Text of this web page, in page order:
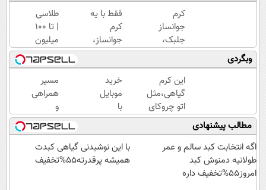
کرم
جوانساز
جلبک،
هدیه
طبیعت به
شما(خرید
با تخفیف
ویژه)
فقط با یه
کرم
جوانساز،
پیری رو از
خودت دور
کن(تخفیف50%)
طلاسی
| تا 100
میلیون
وام
آنی
خرید
طلا💰
ثبت
نام
کن!
وبگردی
این کرم
گیاهی،مثل
اتو چروکای
پوستتوصاف
میکنه!50%تخفیف
خرید
موبایل
با
اسنپ
پی | در
۴
قسط
مسیر
همراهی
و
گزارش
عملکرد
گروه
اسنپ
مطالب پیشنهادی
اگه انتخابت کبد سالم و عمر
طولانیه دمنوش کبد
امروز55%تخفیف داره
با این نوشیدنی گیاهی کبدت
همیشه پرقدرته55%تخفیف